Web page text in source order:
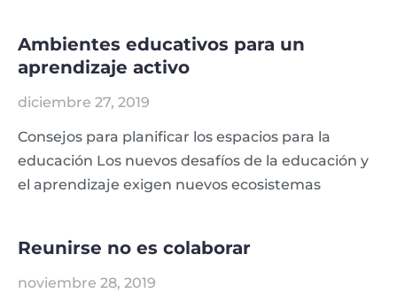
Ambientes educativos para un
aprendizaje activo
diciembre 27, 2019
Consejos para planificar los espacios para la
educación Los nuevos desafíos de la educación y
el aprendizaje exigen nuevos ecosistemas
Reunirse no es colaborar
noviembre 28, 2019